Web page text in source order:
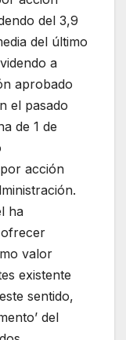
del 3,9
del último
a
aprobado
el pasado
de 1 de
acción
ha
valor
existente
sentido,
del